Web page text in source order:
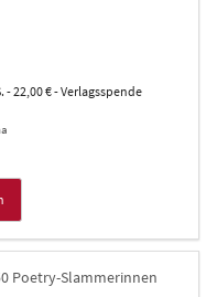
- 22,00 € - Verlagsspende